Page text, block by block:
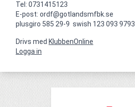
Tel: 0731415123
E-post: ordf@gotlandsmfbk.se
plusgiro 585 29-9  swish 123 093 9793
Drivs med KlubbenOnline
Logga in